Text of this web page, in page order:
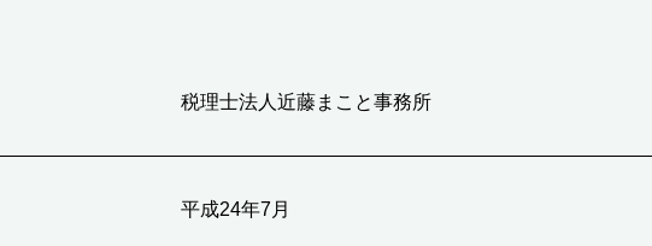
税理士法人近藤まこと事務所
平成24年7月